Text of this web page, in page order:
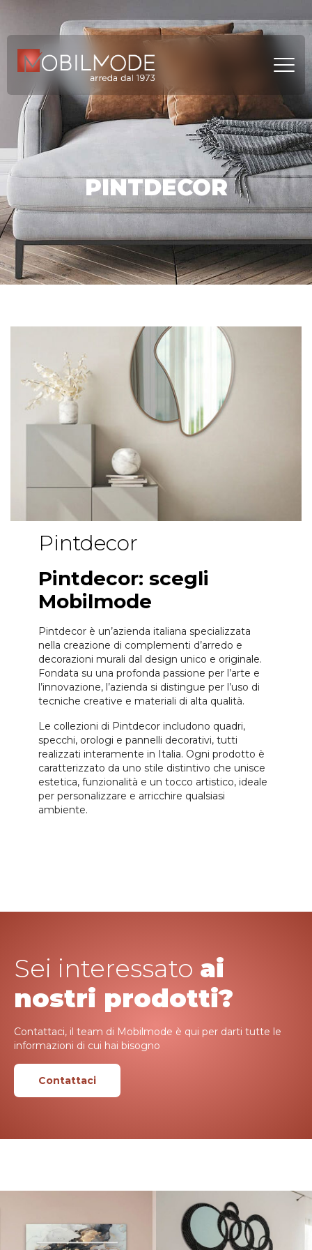
PINTDECOR
Pintdecor
Pintdecor: scegli
Mobilmode
Pintdecor è un’azienda italiana specializzata
nella creazione di complementi d’arredo e
decorazioni murali dal design unico e originale.
Fondata su una profonda passione per l’arte e
l’innovazione, l’azienda si distingue per l’uso di
tecniche creative e materiali di alta qualità.
Le collezioni di Pintdecor includono quadri,
specchi, orologi e pannelli decorativi, tutti
realizzati interamente in Italia. Ogni prodotto è
caratterizzato da uno stile distintivo che unisce
estetica, funzionalità e un tocco artistico, ideale
per personalizzare e arricchire qualsiasi
ambiente.
Sei interessato ai
nostri prodotti?
Contattaci, il team di Mobilmode è qui per darti tutte le
informazioni di cui hai bisogno
Contattaci